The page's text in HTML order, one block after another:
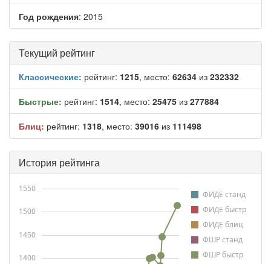
Год рождения: 2015
Текущий рейтинг
Классические: рейтинг: 1215, место: 62634 из 232332
Быстрые: рейтинг: 1514, место: 25475 из 277884
Блиц: рейтинг: 1318, место: 39016 из 111498
История рейтинга
ФИДЕ станд
ФИДЕ быстр
ФИДЕ блиц
ФШР станд
ФШР быстр
1400
1450
1500
1550